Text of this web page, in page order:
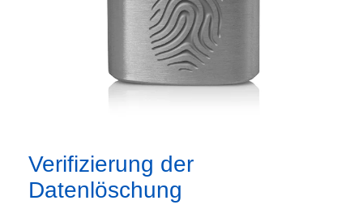
Verifizierung der
Datenlöschung